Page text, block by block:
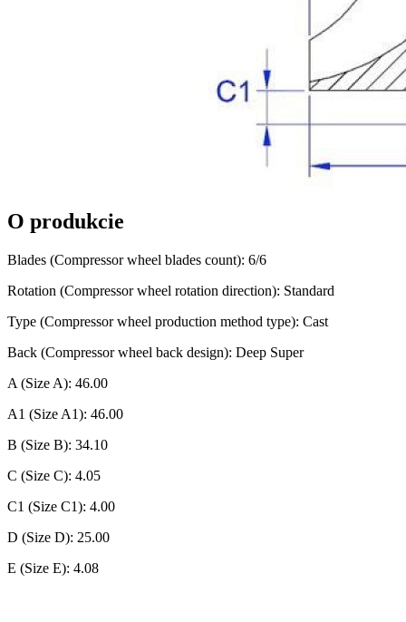
O produkcie
Blades (Compressor wheel blades count): 6/6
Rotation (Compressor wheel rotation direction): Standard
Type (Compressor wheel production method type): Cast
Back (Compressor wheel back design): Deep Super
A (Size A): 46.00
A1 (Size A1): 46.00
B (Size B): 34.10
C (Size C): 4.05
C1 (Size C1): 4.00
D (Size D): 25.00
E (Size E): 4.08